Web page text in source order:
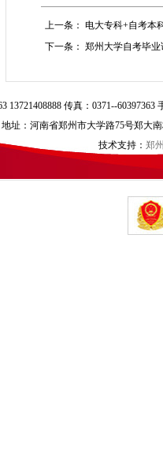
上一条： 电大专科+自考本
下一条： 郑州大学自考毕
13721408888 传真：0371--
地址：河南省郑州市大学路75号郑大
技术支持： 郑